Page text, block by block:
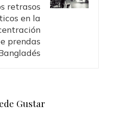
retrasos
en la
prendas
Gustar